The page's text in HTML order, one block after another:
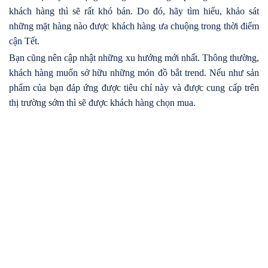
khách hàng thì sẽ rất khó bán. Do đó, hãy tìm hiểu, khảo sát
những mặt hàng nào được khách hàng ưa chuộng trong thời điểm
cận Tết.
Bạn cũng nên cập nhật những xu hướng mới nhất. Thông thường,
khách hàng muốn sở hữu những món đồ bắt trend. Nếu như sản
phẩm của bạn đáp ứng được tiêu chí này và được cung cấp trên
thị trường sớm thì sẽ được khách hàng chọn mua.